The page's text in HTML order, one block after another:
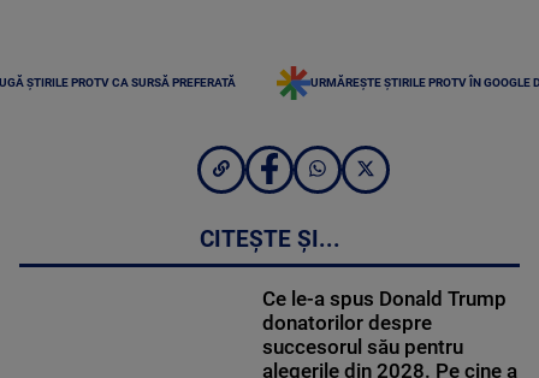
ȘTIRILE PROTV CA SURSĂ PREFERATĂ URMĂREȘTE ȘTIRILE PROTV ÎN GOOGLE
CITEȘTE ȘI...
Ce le-a spus Donald Trump
donatorilor despre
succesorul său pentru
alegerile din 2028. Pe cine a